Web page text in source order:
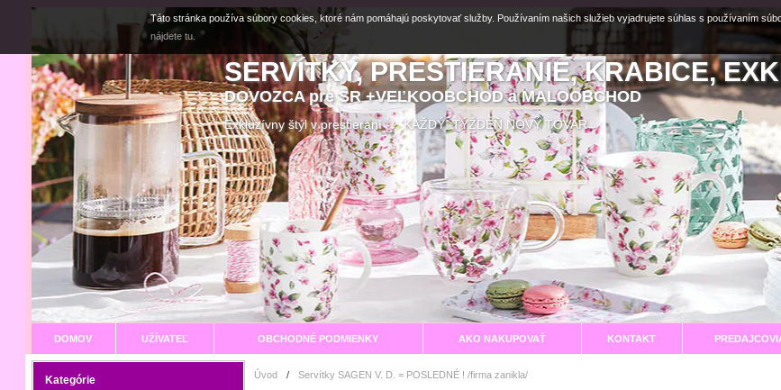
SERVÍTKY, PRESTIERANIE, KRABICE,
DOVOZCA pre SR +VEĽKOOBCHOD a MALOOBCHOD
Exkluzívny štýl v prestieraní KAŽDÝ TÝŽDEŇ NOVÝ TOVAR
DOMOV UŽÍVATEĽ OBCHODNÉ PODMIENKY AKO NAKUPOVAŤ KONTAKT
Kategórie Úvod / Servítky SAGEN V. D. = POSLEDNÉ ! /firma zanikla/
Táto stránka používa súbory cookies, ktoré nám pomáhajú poskytovať služby. Používaním našich služieb vyjadrujete súhlas s používaním
nájdete tu.